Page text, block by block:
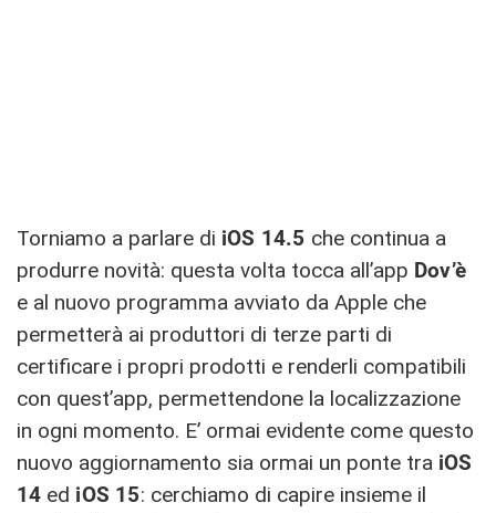
Torniamo a parlare di iOS 14.5 che continua a
produrre novità: questa volta tocca all’app Dov’è
e al nuovo programma avviato da Apple che
permetterà ai produttori di terze parti di
certificare i propri prodotti e renderli compatibili
con quest’app, permettendone la localizzazione
in ogni momento. E’ ormai evidente come questo
nuovo aggiornamento sia ormai un ponte tra iOS
14 ed iOS 15: cerchiamo di capire insieme il